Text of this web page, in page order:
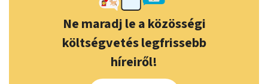
Ne maradj le a közösségi
költségvetés legfrissebb
híreiről!